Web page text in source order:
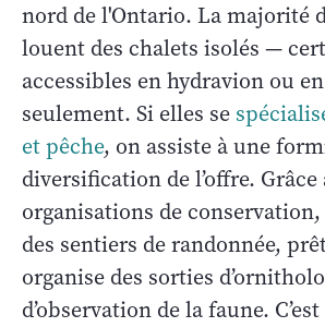
nord de l'Ontario. La majorité
louent des chalets isolés —
accessibles en hydravion ou
seulement. Si elles se
et pêche, on assiste à une
diversification de l’offre.
organisations de
des sentiers de randonnée,
organise des sorties
d’observation de la faune.